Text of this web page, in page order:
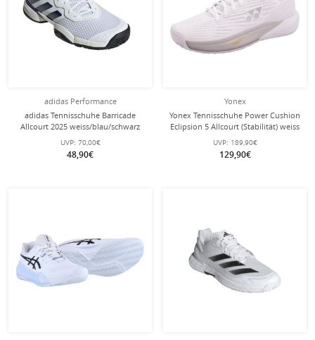
adidas Performance
adidas Tennisschuhe Barricade
Allcourt 2025 weiss/blau/schwarz
Kinder
UVP: 70,00€
48,90€
Yonex
Yonex Tennisschuhe Power Cushion
Eclipsion 5 Allcourt (Stabilität) weiss
Damen
UVP: 189,90€
129,90€